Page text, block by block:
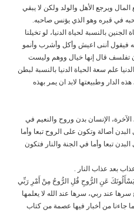
ويرجع الأهل والولد ولكن لا يبقي
في قبره وهو الذي يؤنس صاحبه.
بالنسبة لحياة الدنيا، لو تخيلنا
فيقول أننى اعيش وأكل وأشرب وأنمو
تفلسف قال إنها خيال ووهم وليست
علم سعة الحياة الدنيا بالنسبة لبطن
الدار وطبيعتها لابد ان يمر بهذه
الإنسان بدن وروح والنعيم في
أصالة وتكون على الروح تبعا وأما
تبعا وأما في الجنة والنار فتكون
بعد عذاب النار .
وَيَسْأَلُونَكَ عَنِ الرُّوحِ قُلِ الرُّوحُ مِنْ أَمْرِ رَبِّي
سرها عند ربي، سرها عند الله لا يعلمها
جاءنا من أخبار فيها عصمة من كتاب